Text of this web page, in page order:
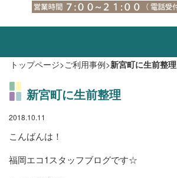
トップページ>ご利用事例>新宮町に生前整理
新宮町に生前整理
2018.10.11
こんばんは！
福岡エコ1スタッフブログです☆